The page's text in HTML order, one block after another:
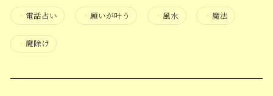
・ 電話占い ・願いが叶う ・ 風水 ・ 魔法
・ 魔除け